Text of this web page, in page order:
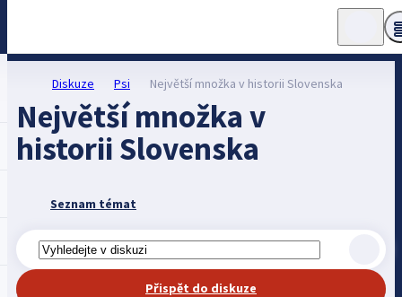
Diskuze Psi Největší množka v historii Slovenska
Největší množka v
historii Slovenska
Seznam témat
Přispět do diskuze